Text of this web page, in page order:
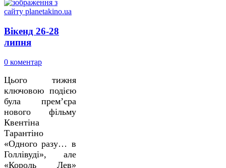
Вікенд 26-28
липня
0 коментар
Цього тижня
ключовою подією
була прем’єра
нового фільму
Квентіна
Тарантіно
«Одного разу… в
Голлівуді», але
«Король Лев»